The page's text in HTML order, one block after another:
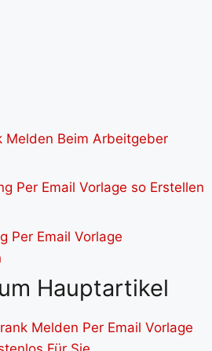
Hauptartikel
Melden Per Email Vorlage